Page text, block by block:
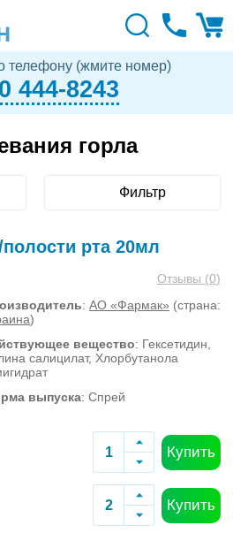
телефону (жмите номер)
444-8243
горла
Фильтр
рта 20мл
Отзывы (0)
: АО «Фармак» (страна:
)
вещество: Гексетидин,
салицилат, Хлорбутанола
выпуска: Спрей
Купить
Купить